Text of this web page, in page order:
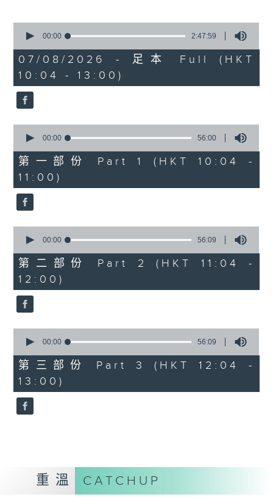
台電視同步直播！
《今日大件事》
《膠喺我身上》
1100-1200
《Music Five》
《極速15秒》
《Music Five》
嘉賓：公路煙花(組合)
1200-1300
seconds
2
hours,
47
minutes,
59
seconds
00:00 2:47:59
07/08/2026 - 足本 Full (HKT
10:04 - 13:00)
seconds
56
minutes,
0
seconds
00:00 56:00
第一部份 Part 1 (HKT 10:04 -
11:00)
seconds
56
minutes,
9
seconds
00:00 56:09
第二部份 Part 2 (HKT 11:04 -
12:00)
seconds
56
minutes,
9
seconds
00:00 56:09
第三部份 Part 3 (HKT 12:04 -
13:00)
重溫 CATCHUP